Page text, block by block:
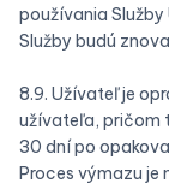
používania
Služby budú
8.9. Užívateľ je
užívateľa, pričom
30 dní po
Proces výmazu je